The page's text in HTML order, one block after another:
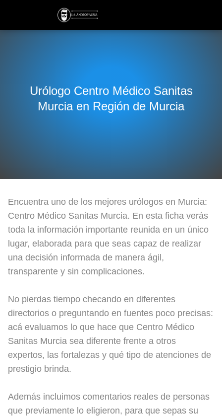
Urólogo Centro Médico Sanitas
Murcia en Región de Murcia
Encuentra uno de los mejores urólogos en Murcia:
Centro Médico Sanitas Murcia. En esta ficha verás
toda la información importante reunida en un único
lugar, elaborada para que seas capaz de realizar
una decisión informada de manera ágil,
transparente y sin complicaciones.
No pierdas tiempo checando en diferentes
directorios o preguntando en fuentes poco precisas:
acá evaluamos lo que hace que Centro Médico
Sanitas Murcia sea diferente frente a otros
expertos, las fortalezas y qué tipo de atenciones de
prestigio brinda.
Además incluimos comentarios reales de personas
que previamente lo eligieron, para que sepas su